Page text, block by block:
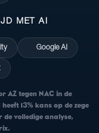
MET AI
Google AI
AZ tegen NAC in de
13% kans op de zege
de volledige analyse,